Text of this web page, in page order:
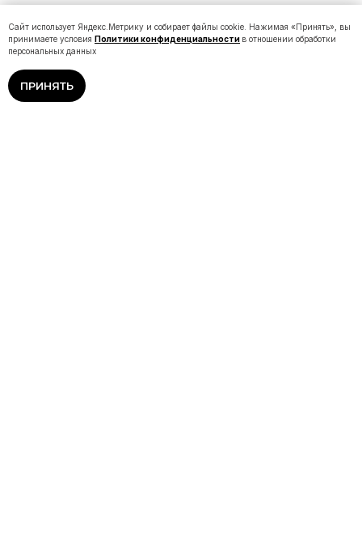
Сайт использует Яндекс.Метрику и собирает файлы cookie. Нажимая «Принять», вы
принимаете условия Политики конфиденциальности в отношении обработки
персональных данных
ПРИНЯТЬ